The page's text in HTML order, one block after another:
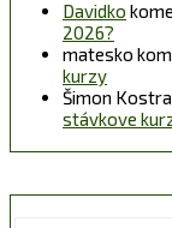
Davidko
2026?
matesko
kurzy
Šimon
stávkove